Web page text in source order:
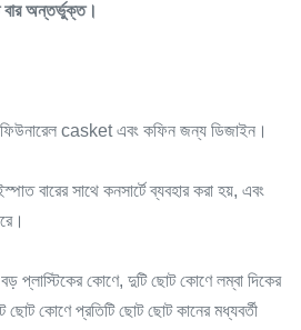
অন্তর্ভুক্ত।
casket এবং কফিন জন্য ডিজাইন।
বারের সাথে কনসার্টে ব্যবহার করা হয়, এবং
প্লাস্টিকের কোণে, দুটি ছোট কোণে লম্বা দিকের
ছোট কোণে প্রতিটি ছোট ছোট কানের মধ্যবর্তী